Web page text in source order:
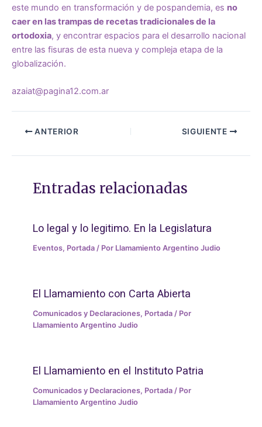
este mundo en transformación y de pospandemia, es no
caer en las trampas de recetas tradicionales de la
ortodoxia, y encontrar espacios para el desarrollo nacional
entre las fisuras de esta nueva y compleja etapa de la
globalización.
azaiat@pagina12.com.ar
ANTERIOR SIGUIENTE
Entradas relacionadas
Lo legal y lo legitimo. En la Legislatura
Eventos, Portada / Por Llamamiento Argentino Judio
El Llamamiento con Carta Abierta
Comunicados y Declaraciones, Portada / Por
Llamamiento Argentino Judio
El Llamamiento en el Instituto Patria
Comunicados y Declaraciones, Portada / Por
Llamamiento Argentino Judio